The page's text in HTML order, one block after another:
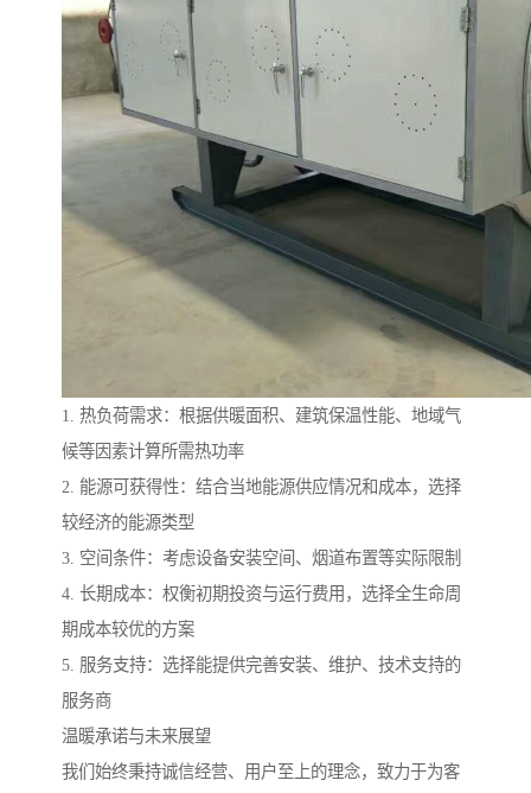
1. 热负荷需求：根据供暖面积、建筑保温性能、地域气
候等因素计算所需热功率
2. 能源可获得性：结合当地能源供应情况和成本，选择
较经济的能源类型
3. 空间条件：考虑设备安装空间、烟道布置等实际限制
4. 长期成本：权衡初期投资与运行费用，选择全生命周
期成本较优的方案
5. 服务支持：选择能提供完善安装、维护、技术支持的
服务商
温暖承诺与未来展望
我们始终秉持诚信经营、用户至上的理念，致力于为客